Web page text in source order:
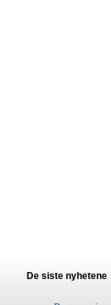
De siste nyhetene